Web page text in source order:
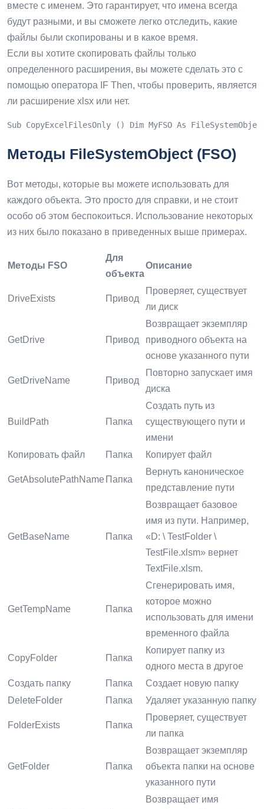
вместе с именем. Это гарантирует, что имена всегда
будут разными, и вы сможете легко отследить, какие
файлы были скопированы и в какое время.
Если вы хотите скопировать файлы только
определенного расширения, вы можете сделать это с
помощью оператора IF Then, чтобы проверить, является
ли расширение xlsx или нет.
Sub CopyExcelFilesOnly () Dim MyFSO As
Методы FileSystemObject (FSO)
Вот методы, которые вы можете использовать для
каждого объекта. Это просто для справки, и не стоит
особо об этом беспокоиться. Использование некоторых
из них было показано в приведенных выше примерах.
Методы FSO
Для
объекта
Описание
DriveExists Привод
Проверяет, существует
ли диск
GetDrive Привод
Возвращает экземпляр
приводного объекта на
основе указанного пути
GetDriveName Привод
Повторно запускает имя
диска
BuildPath Папка
Создать путь из
существующего пути и
имени
Копировать файл
Папка Копирует файл
GetAbsolutePathName Папка
Вернуть каноническое
представление пути
GetBaseName Папка
Возвращает базовое
имя из пути. Например,
«D: \ TestFolder \
TestFile.xlsm» вернет
TextFile.xlsm.
GetTempName Папка
Сгенерировать имя,
которое можно
использовать для имени
временного файла
CopyFolder Папка
Копирует папку из
одного места в другое
Создать папку
Папка
Создает новую папку
DeleteFolder
Папка Удаляет указанную папку
FolderExists Папка
Проверяет, существует
ли папка
GetFolder Папка
Возвращает экземпляр
объекта папки на основе
указанного пути
Возвращает имя